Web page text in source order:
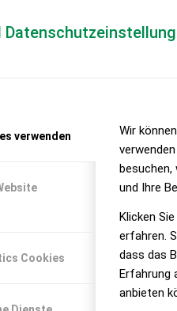
verwenden
Cookies
Wir
besuchen,
und Ihre
Klicken
erfahren.
dass das
Erfahrung
anbieten
im 1. Quartal 2022